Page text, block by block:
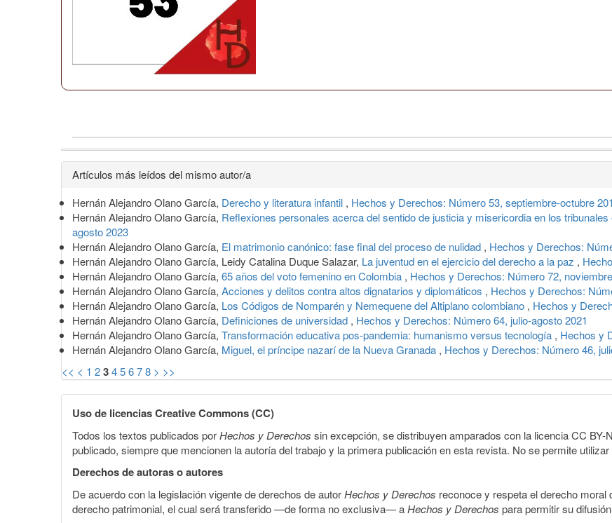
Detalles
del
artículo
Artículos más leídos del mismo autor/a
Hernán Alejandro Olano García, Derecho y literatura infantil , Hechos y Derechos: Número 53, septiembre-octubre
Hernán Alejandro Olano García, Reflexiones personales acerca del sentido de justicia y misericordia en los
agosto 2023
Hernán Alejandro Olano García, El matrimonio canónico: fase final del proceso de nulidad , Hechos y Derechos:
Hernán Alejandro Olano García, Leidy Catalina Duque Salazar, La juventud en el ejercicio del derecho a la paz ,
Hernán Alejandro Olano García, 65 años del voto femenino en Colombia , Hechos y Derechos: Número 72,
Hernán Alejandro Olano García, Acciones y delitos contra altos dignatarios y diplomáticos , Hechos y Derechos:
Hernán Alejandro Olano García, Los Códigos de Nomparén y Nemequene del Altiplano colombiano , Hechos y
Hernán Alejandro Olano García, Definiciones de universidad , Hechos y Derechos: Número 64, julio-agosto 2021
Hernán Alejandro Olano García, Transformación educativa pos-pandemia: humanismo versus tecnología , Hechos y
Hernán Alejandro Olano García, Miguel, el príncipe nazarí de la Nueva Granada , Hechos y Derechos: Número 46,
<< < 1 2345678 > >>
Uso de licencias Creative Commons (CC)
Todos los textos publicados porHechos y Derechos sin excepción, se distribuyen amparados con la licencia CC
publicado, siempre que mencionen la autoría del trabajo y la primera publicación en esta revista. No se permite
Derechos de autoras o autores
De acuerdo con la legislación vigente de derechos de autorHechos y Derechos reconoce y respeta el derecho
derecho patrimonial, el cual será transferido —de forma no exclusiva— aHechos y Derechos para permitir su